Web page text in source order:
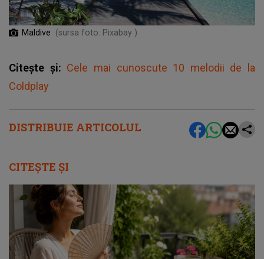
DISTRIBUIE ARTICOLUL
Maldive (sursa foto: Pixabay )
Citește și: Cele mai cunoscute 10 melodii de la
Coldplay
CITEȘTE ȘI